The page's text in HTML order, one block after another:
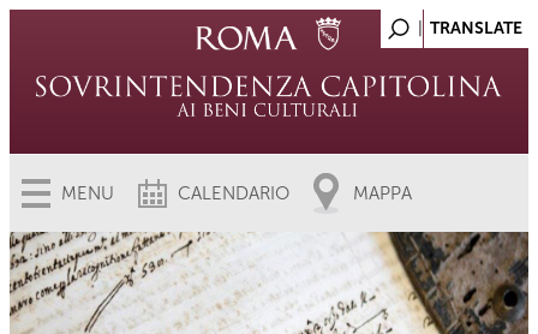
MENU CALENDARIO MAPPA